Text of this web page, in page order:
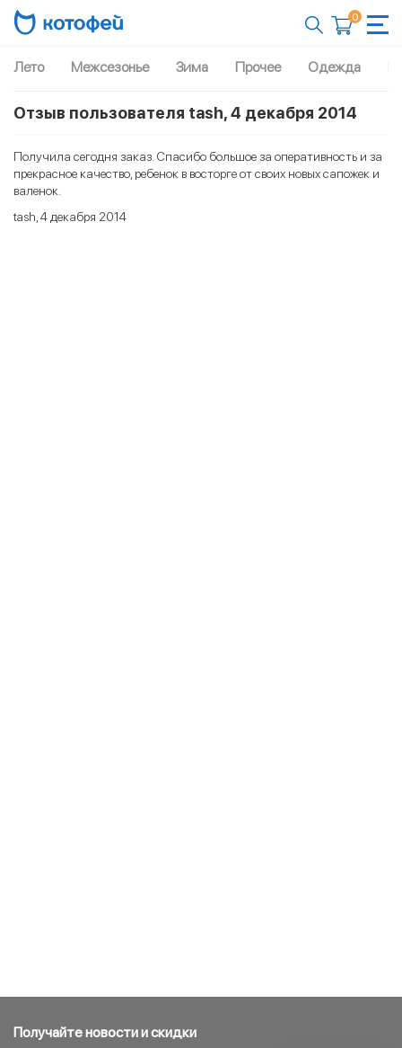
0
Лето Межсезонье Зима Прочее Одежда
Отзыв пользователя tash, 4 декабря 2014
Получила сегодня заказ. Спасибо большое за оперативность и за
прекрасное качество, ребенок в восторге от своих новых сапожек и
валенок.
tash, 4 декабря 2014
Получайте новости и скидки